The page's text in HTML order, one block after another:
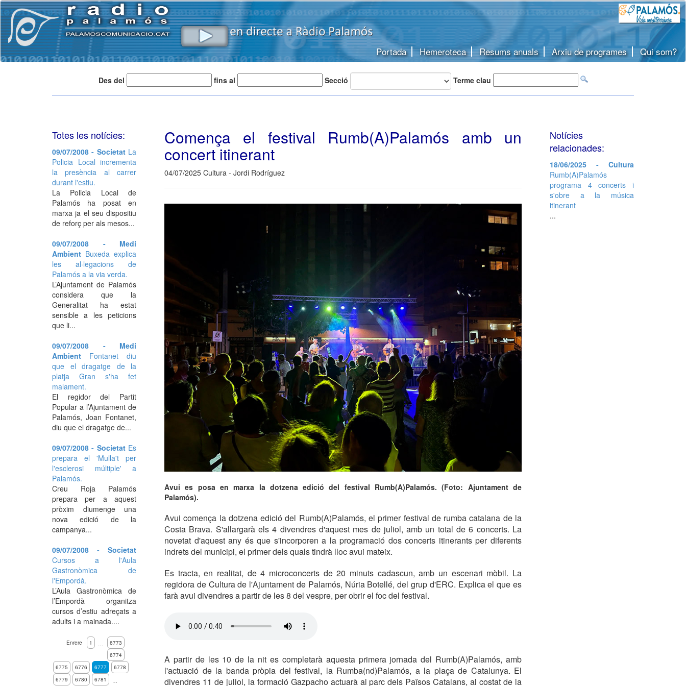
Portada Hemeroteca Resums anuals Arxiu de programes Qui som?
Des del fins al Secció Terme clau
Comença el festival Rumb(A)Palamós amb un
concert itinerant
04/07/2025 Cultura - Jordi Rodríguez
Avui es posa en marxa la dotzena edició del festival Rumb(A)Palamós. (Foto: Ajuntament de
Palamós).
Avui comença la dotzena edició del Rumb(A)Palamós, el primer festival de rumba catalana de la
Costa Brava. S'allargarà els 4 divendres d'aquest mes de juliol, amb un total de 6 concerts. La
novetat d'aquest any és que s'incorporen a la programació dos concerts itinerants per diferents
indrets del municipi, el primer dels quals tindrà lloc avui mateix.
Es tracta, en realitat, de 4 microconcerts de 20 minuts cadascun, amb un escenari mòbil. La
regidora de Cultura de l'Ajuntament de Palamós, Núria Botellé, del grup d'ERC. Explica el que es
farà avui divendres a partir de les 8 del vespre, per obrir el foc del festival.
A partir de les 10 de la nit es completarà aquesta primera jornada del Rumb(A)Palamós, amb
l'actuació de la banda pròpia del festival, la Rumba(nd)Palamós, a la plaça de Catalunya. El
divendres 11 de juliol, la formació Gazpacho actuarà al parc dels Països Catalans, al costat de la
Totes les notícies:
09/07/2008 - Societat La
Policia Local incrementa
la presència al carrer
durant l'estiu.
La Policia Local de
Palamós ha posat en
marxa ja el seu dispositiu
de reforç per als mesos...
09/07/2008 - Medi
Ambient Buxeda explica
les al·legacions de
Palamós a la via verda.
L’Ajuntament de Palamós
considera que la
Generalitat ha estat
sensible a les peticions
que li...
09/07/2008 - Medi
Ambient Fontanet diu
que el dragatge de la
platja Gran s'ha fet
malament.
El regidor del Partit
Popular a l’Ajuntament de
Palamós, Joan Fontanet,
diu que el dragatge de...
09/07/2008 - Societat Es
prepara el 'Mulla't per
l'esclerosi múltiple' a
Palamós.
Creu Roja Palamós
prepara per a aquest
pròxim diumenge una
nova edició de la
campanya...
09/07/2008 - Societat
Cursos a l'Aula
Gastronòmica de
l'Empordà.
L’Aula Gastronòmica de
l’Empordà organitza
cursos d’estiu adreçats a
adults i a mainada....
Enrere 1 …
6773
6774
6775
6776 6777
6778
6779
6780 6781 …
Notícies
relacionades:
18/06/2025 - Cultura
Rumb(A)Palamós
programa 4 concerts i
s'obre a la música
itinerant
...